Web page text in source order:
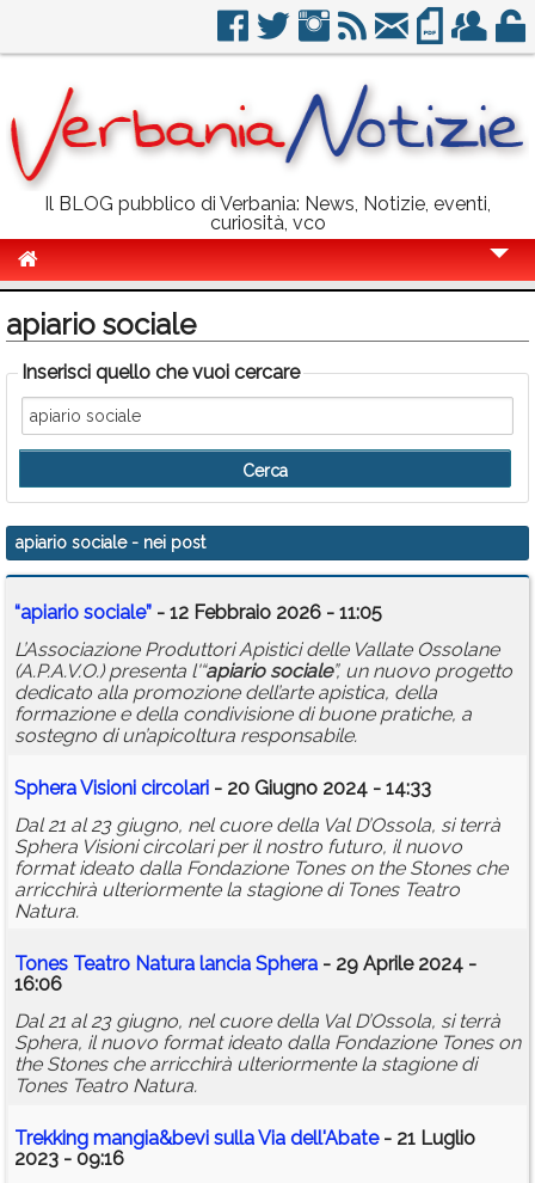
Il BLOG pubblico di Verbania: News, Notizie, eventi,
curiosità, vco
Politica
Sport
Eventi
Info Utili
Rubriche
Calendario
Annunci
apiario sociale
Inserisci quello che vuoi cercare
apiario sociale- nei post
“apiario sociale” - 12 Febbraio 2026 - 11:05
L’Associazione Produttori Apistici delle Vallate Ossolane
(A.P.A.V.O.) presenta l'“apiario sociale”, un nuovo progetto
dedicato alla promozione dell’arte apistica, della
formazione e della condivisione di buone pratiche, a
sostegno di un’apicoltura responsabile.
Sphera Visioni circolari - 20 Giugno 2024 - 14:33
Dal 21 al 23 giugno, nel cuore della Val D’Ossola, si terrà
Sphera Visioni circolari per il nostro futuro, il nuovo
format ideato dalla Fondazione Tones on the Stones che
arricchirà ulteriormente la stagione di Tones Teatro
Natura.
Tones Teatro Natura lancia Sphera - 29 Aprile 2024 -
16:06
Dal 21 al 23 giugno, nel cuore della Val D’Ossola, si terrà
Sphera, il nuovo format ideato dalla Fondazione Tones on
the Stones che arricchirà ulteriormente la stagione di
Tones Teatro Natura.
Trekking mangia&bevi sulla Via dell'Abate- 21 Luglio
2023 - 09:16